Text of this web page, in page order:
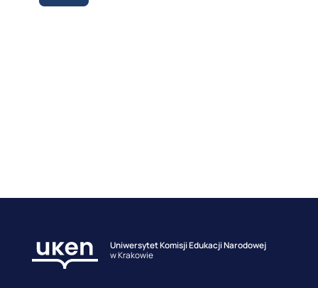
Uniwersytet Komisji Edukacji Narodowej
w Krakowie